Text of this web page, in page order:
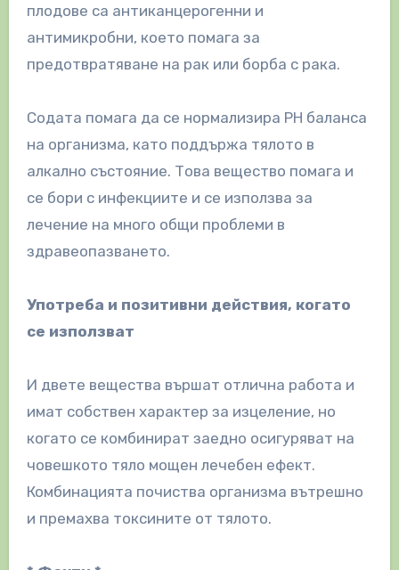
плодове са антиканцерогенни и
антимикробни, което помага за
предотвратяване на рак или борба с рака.
Содата помага да се нормализира PH баланса
на организма, като поддържа тялото в
алкално състояние. Това вещество помага и
се бори с инфекциите и се използва за
лечение на много общи проблеми в
здравеопазването.
Употреба и позитивни действия, когато
се използват
И двете вещества вършат отлична работа и
имат собствен характер за изцеление, но
когато се комбинират заедно осигуряват на
човешкото тяло мощен лечебен ефект.
Комбинацията почиства организма вътрешно
и премахва токсините от тялото.